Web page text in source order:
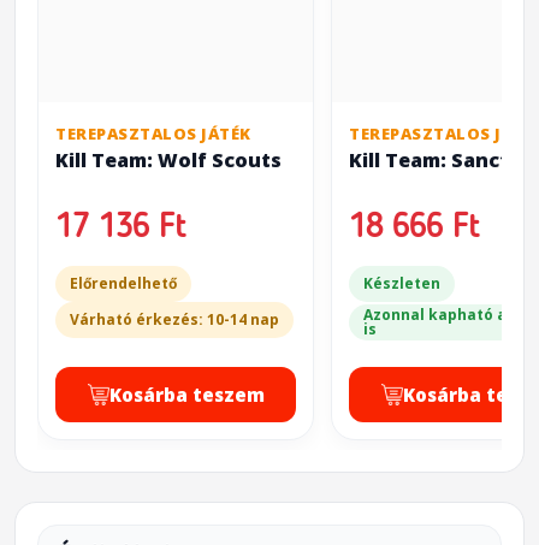
TEREPASZTALOS JÁTÉK
Kill Team: Wolf Scouts
17 136 Ft
Előrendelhető
Várható érkezés: 10-14 nap
Kosárba teszem
TEREPASZTALOS
Kill Team:
18 666 Ft
Készleten
Azonnal kapható a
is
Kosárba